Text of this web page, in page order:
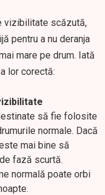
vizibilitate scăzută,
pentru a nu deranja
mare pe drum. Iată
lor corectă:
să fie folosite
normale. Dacă
mai bine să
fază scurtă.
normală poate orbi